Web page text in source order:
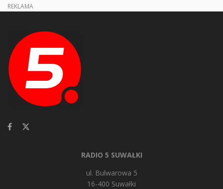
REKLAMA
RADIO 5 SUWAŁKI
ul. Bulwarowa 5
16-400 Suwałki